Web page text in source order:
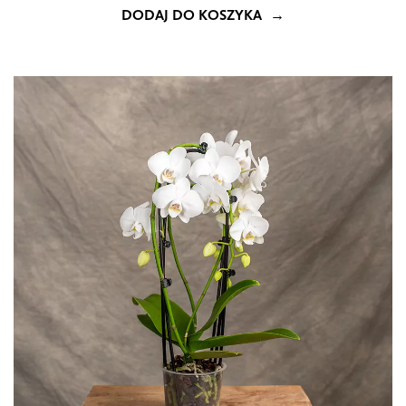
Pielęgnacja storczyków nie przyniesie rezultatów, jeśli
nie zadbamy o właściwe stanowisko i temperaturę.
postawić roślinę na jasnym parapecie wschodnim. Istnieją
także rodzaje takie jak falenopsis (
), które
stosunkowo dobrze radzą sobie w nieco ciemniejszych
pomieszczeniach.
Dla uprawy storczyków ważna jest także temperatura
powietrza. Na szczęście dość dobrze radzą sobie one w
naszych warunkach pokojowych i temperaturach od 18
do 25 stopni Celsjusza. Roślina preferuje podwyższoną
wilgotność powietrza.
Przesadzanie storczyków:
Storczyki posiadają charakterystyczne korzenie, które
często wystają poza obręb doniczki. Zasadniczo, nie
wymagają one ścisłego przykrywania podłożem -
składniki odżywcze i wilgoć czerpią z powietrza.
Orchidee przesadza się najczęściej co 1-2 lata, w
DODAJ DO KOSZYKA